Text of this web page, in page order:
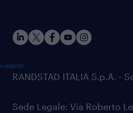
RANDSTAD ITALIA S.p.A. -
Sede Legale: Via Roberto